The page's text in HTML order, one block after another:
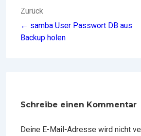
Zurück
← samba User Passwort DB aus
Backup holen
Schreibe einen Kommentar
Deine E-Mail-Adresse wird nicht